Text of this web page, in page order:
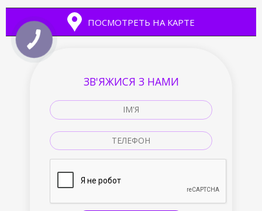
ЗВ'ЯЖИСЯ З НАМИ
ПОСМОТРЕТЬ НА КАРТЕ